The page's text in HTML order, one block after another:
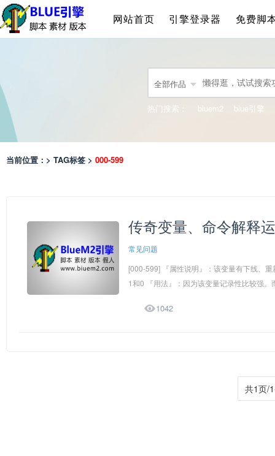
网站首页 引擎登录器 免费脚
全部作品
热门搜索： bluem2 blue引擎
当前位置：> TAG标签 > 000-599
传奇变量、命令解释
常见问题
[000-599] 『属性说明』：该变量有下线、
1和0 『用法』：因为该变量记录性比较强
1042
共1页/